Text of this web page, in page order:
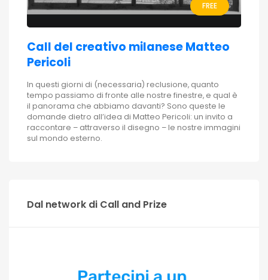
FREE
Call del creativo milanese Matteo
Pericoli
In questi giorni di (necessaria) reclusione, quanto
tempo passiamo di fronte alle nostre finestre, e qual è
il panorama che abbiamo davanti? Sono queste le
domande dietro all’idea di Matteo Pericoli: un invito a
raccontare – attraverso il disegno – le nostre immagini
sul mondo esterno.
Dal network di Call and Prize